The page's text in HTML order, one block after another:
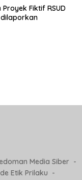
Fiktif RSUD
Media Siber
Etik Prilaku